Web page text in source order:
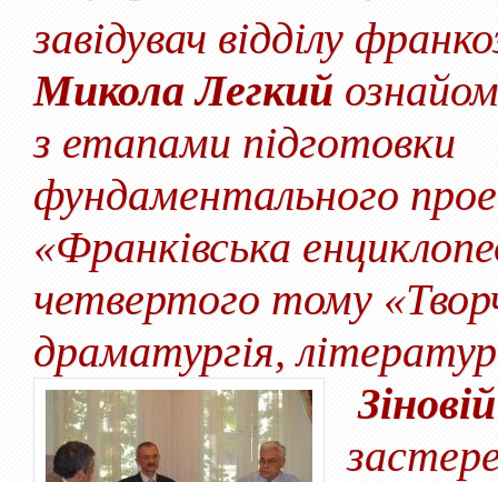
завідувач відділу
Микола Легкий
з етапами підготовки
фундаментального
«Франківська
четвертого тому
драматургія,